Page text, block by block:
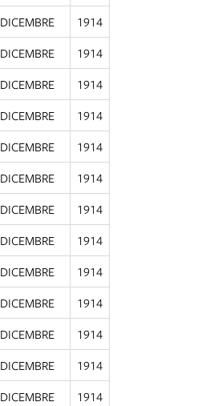
DICEMBRE
1914
DICEMBRE
1914
DICEMBRE
1914
DICEMBRE
1914
DICEMBRE
1914
DICEMBRE
1914
DICEMBRE
1914
DICEMBRE
1914
DICEMBRE
1914
DICEMBRE
1914
DICEMBRE
1914
DICEMBRE
1914
DICEMBRE
1914